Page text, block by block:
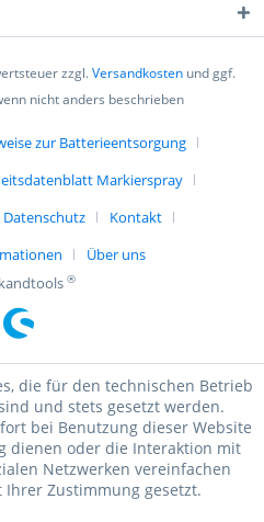
zzgl.Versandkosten und ggf.
nicht anders beschrieben
zur Batterieentsorgung
Markierspray
Datenschutz
Kontakt
Über uns
®
die für den technischen Betrieb
und stets gesetzt werden.
bei Benutzung dieser Website
dienen oder die Interaktion mit
Netzwerken vereinfachen
Zustimmung gesetzt.